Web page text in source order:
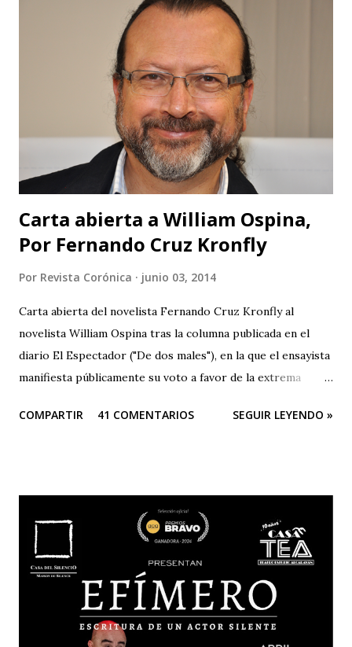
Carta abierta a William Ospina,
Por Fernando Cruz Kronfly
Por Revista Corónica junio 03, 2014
Carta abierta del novelista Fernando Cruz Kronfly al
novelista William Ospina tras la columna publicada en el
diario El Espectador ("De dos males"), en la que el ensayista
manifiesta públicamente su voto a favor de la extrema
de Colombia. Aquí la columna de Ospina . Revista Corónica
está claro y nada de esto se afectará. Pero, la publicidad de
tu documento me obliga a hablarte en público. Entonces,
debo decirte que tu decisión de preferir al Zorro sobre el
Santo me ha llenado de estupor. No necesitabas explicarla
de una manera tan aterradora. Lo de menos es tu voto
anunciado, del que eres libre y soberano. Se trata de una
decisión que, por supuesto, no comparto pero que
COMPARTIR 41 COMENTARIOS SEGUIR LEYENDO »